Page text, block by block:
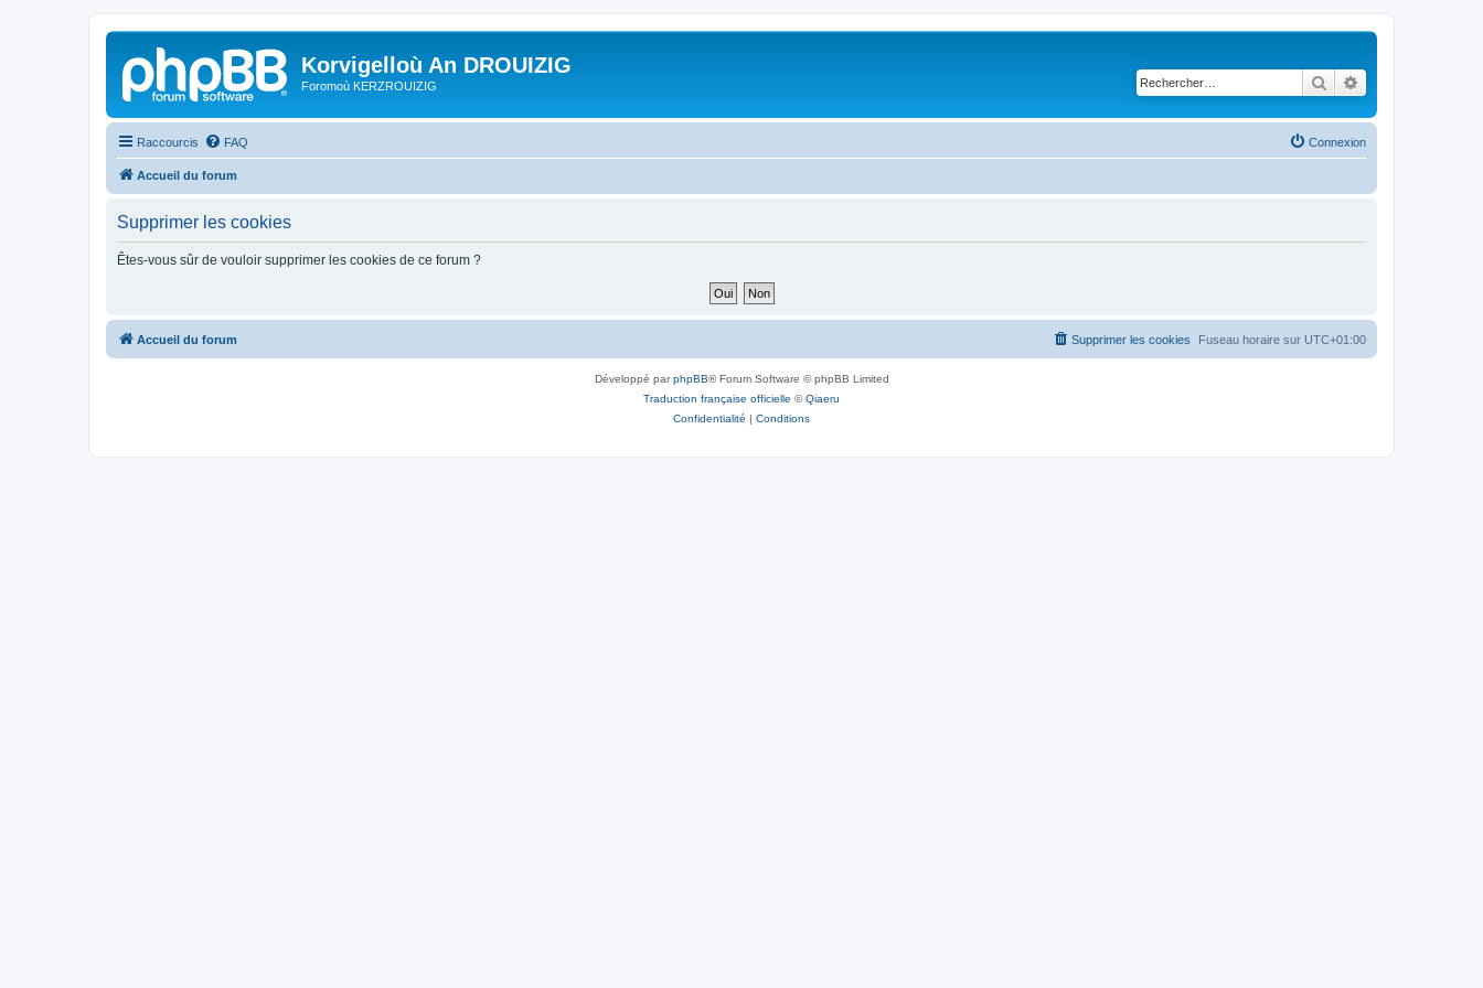
Korvigelloù An DROUIZIG
Foromoù KERZROUIZIG Rechercher
Raccourcis FAQ Connexion
Accueil du forum
Supprimer les cookies
Êtes-vous sûr de vouloir supprimer les cookies de ce forum ?
Accueil du forum Fuseau horaire sur UTC+01:00
Supprimer les cookies
Développé parphpBB® Forum Software © phpBB Limited
Traduction française officielle ©Qiaeru
Confidentialité | Conditions